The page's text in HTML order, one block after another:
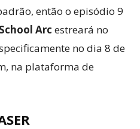
então o episódio 9
Arc estreará no
no dia 8 de
na plataforma de